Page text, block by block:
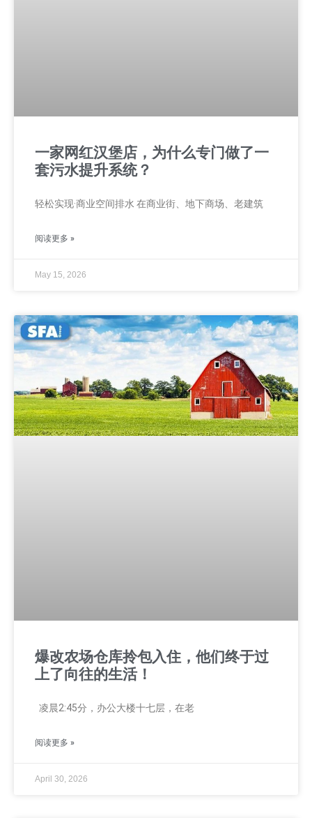
一家网红汉堡店，为什么专门做了一
套污水提升系统？
轻松实现·商业空间排水 在商业街、地下商场、老建筑
阅读更多 »
May 15, 2026
爆改农场仓库拎包入住，他们终于过
上了向往的生活！
凌晨2:45分，办公大楼十七层，在老
阅读更多 »
April 30, 2026